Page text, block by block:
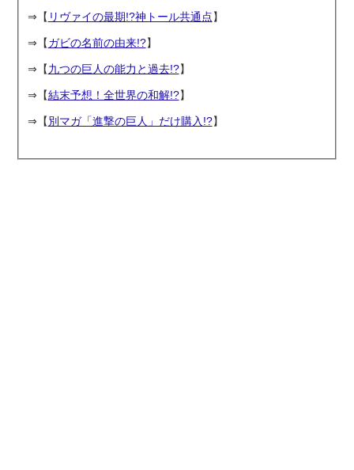
⇒【 リヴァイの最期!?神トール共通点】
⇒【ガビの名前の由来!?】
⇒【九つの巨人の能力と過去!?】
⇒【結末予想！全世界の和解!?】
⇒【別マガ「進撃の巨人」だけ購入!?】